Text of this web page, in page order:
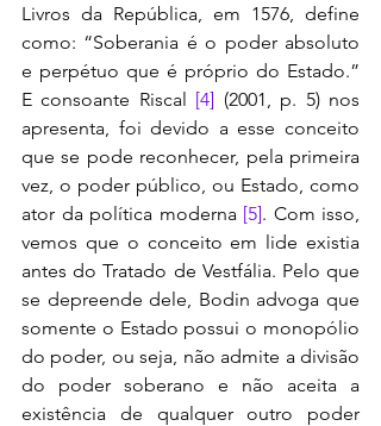
Livros da República, em 1576, define
como: “Soberania é o poder absoluto
e perpétuo que é próprio do Estado.”
E consoante Riscal [4] (2001, p. 5) nos
apresenta, foi devido a esse conceito
que se pode reconhecer, pela primeira
vez, o poder público, ou Estado, como
ator da política moderna [5]. Com isso,
vemos que o conceito em lide existia
antes do Tratado de Vestfália. Pelo que
se depreende dele, Bodin advoga que
somente o Estado possui o monopólio
do poder, ou seja, não admite a divisão
do poder soberano e não aceita a
existência de qualquer outro poder